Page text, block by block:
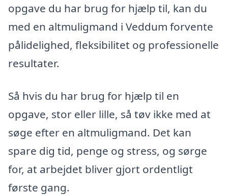
opgave du har brug for hjælp til, kan du
med en altmuligmand i Veddum forvente
pålidelighed, fleksibilitet og professionelle
resultater.
Så hvis du har brug for hjælp til en
opgave, stor eller lille, så tøv ikke med at
søge efter en altmuligmand. Det kan
spare dig tid, penge og stress, og sørge
for, at arbejdet bliver gjort ordentligt
første gang.